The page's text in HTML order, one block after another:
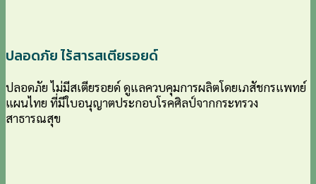
ปลอดภัย ไร้สารสเตียรอยด์
ปลอดภัย ไม่มีสเตียรอยด์ ดูแลควบคุมการผลิตโดยเภสัชกรแพทย์
แผนไทย ที่มีใบอนุญาตประกอบโรคศิลป์จากกระทรวง
สาธารณสุข